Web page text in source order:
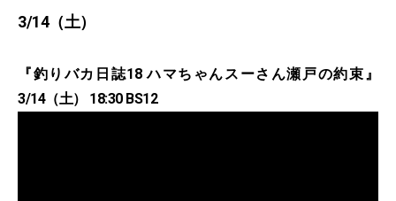
3/14（土）
『釣りバカ日誌18 ハマちゃんスーさん瀬戸の約束』
3/14（土） 18:30 BS12